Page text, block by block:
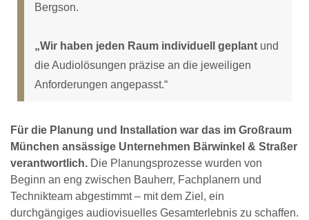
Bergson.
„Wir haben jeden Raum individuell geplant und
die Audiolösungen präzise an die jeweiligen
Anforderungen angepasst.“
Für die Planung und Installation war das im Großraum
München ansässige Unternehmen Bärwinkel & Straßer
verantwortlich. Die Planungsprozesse wurden von
Beginn an eng zwischen Bauherr, Fachplanern und
Technikteam abgestimmt – mit dem Ziel, ein
durchgängiges audiovisuelles Gesamterlebnis zu schaffen.